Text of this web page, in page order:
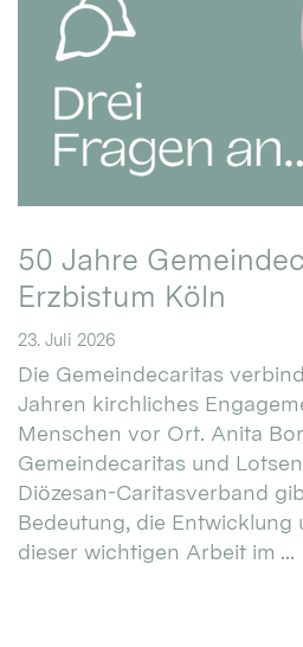
50 Jahre
Erzbistum Köln
23. Juli 2026
Die Gemeindecaritas
Jahren kirchliches
Menschen vor Ort. Anita
Gemeindecaritas und
Diözesan-Caritasverband
Bedeutung, die Entwicklung
dieser wichtigen Arbeit im ...